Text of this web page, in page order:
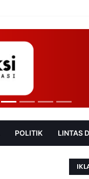
POLITIK LINTAS